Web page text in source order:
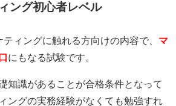
ング初心者レベル
ィングに触れる方向けの内容で、 マ
にもなる試験です。
知識があることが合格条件となって
ングの実務経験がなくても勉強すれ